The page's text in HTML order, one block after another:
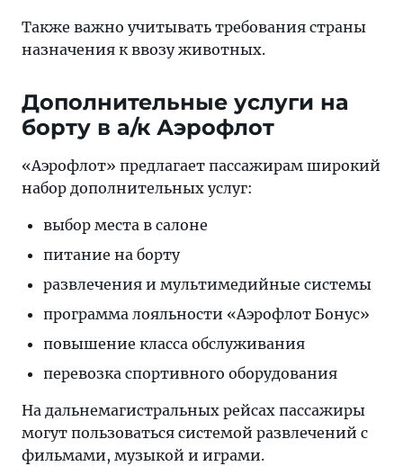
Также важно учитывать требования страны
назначения к ввозу животных.
Дополнительные услуги на
борту в а/к Аэрофлот
«Аэрофлот» предлагает пассажирам широкий
набор дополнительных услуг:
выбор места в салоне
питание на борту
развлечения и мультимедийные системы
программа лояльности «Аэрофлот Бонус»
повышение класса обслуживания
перевозка спортивного оборудования
На дальнемагистральных рейсах пассажиры
могут пользоваться системой развлечений с
фильмами, музыкой и играми.